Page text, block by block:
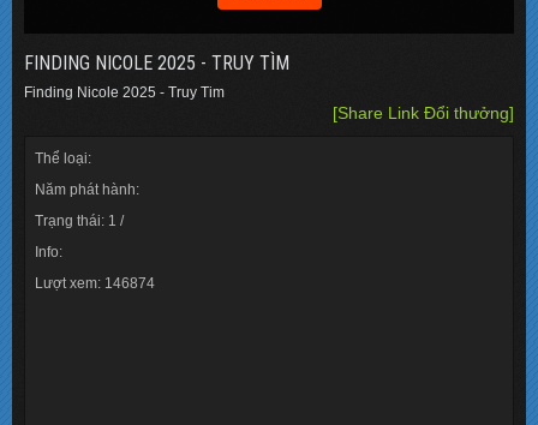
FINDING NICOLE 2025 - TRUY TÌM
Finding Nicole 2025 - Truy Tim
[Share Link Đổi thưởng]
Thể loại:
Năm phát hành:
Trạng thái: 1 /
Info:
Lượt xem: 146874